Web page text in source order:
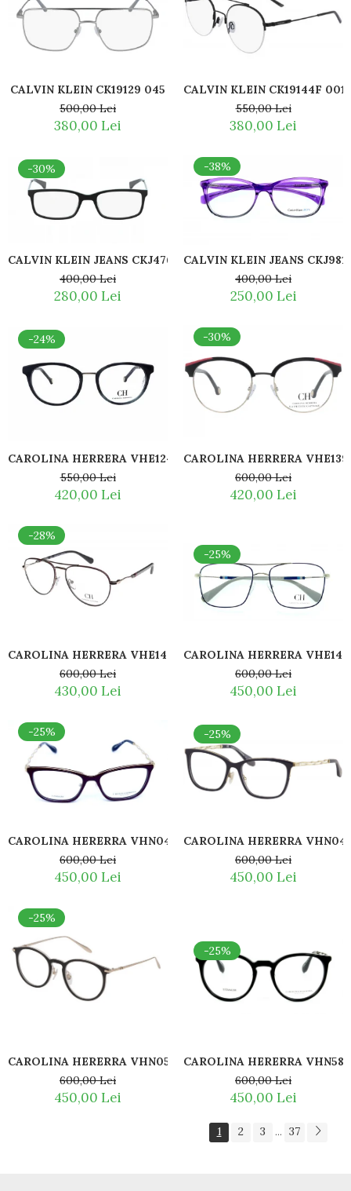
CALVIN KLEIN CK19129 045
500,00 Lei
380,00 Lei
CALVIN KLEIN CK19144F 001
550,00 Lei
380,00 Lei
-30%
CALVIN KLEIN JEANS CKJ476 075
400,00 Lei
280,00 Lei
-38%
CALVIN KLEIN JEANS CKJ981
400,00 Lei
250,00 Lei
-24%
CAROLINA HERRERA VHE124 06DQ
550,00 Lei
420,00 Lei
-30%
CAROLINA HERRERA
600,00 Lei
420,00 Lei
-28%
CAROLINA HERRERA VHE142 0K07
600,00 Lei
430,00 Lei
-25%
CAROLINA HERRERA
600,00 Lei
450,00 Lei
-25%
CAROLINA HERERRA VHN047S 09MR TITAN
600,00 Lei
450,00 Lei
-25%
CAROLINA HERERRA
600,00 Lei
450,00 Lei
-25%
CAROLINA HERERRA VHN052 300Y
600,00 Lei
450,00 Lei
-25%
CAROLINA HERERRA
600,00 Lei
450,00 Lei
1 2 3 ... 37